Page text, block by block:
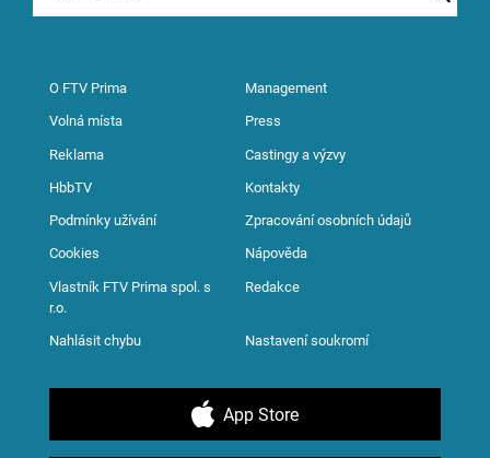
O FTV Prima Management
Volná místa Press
Reklama Castingy a výzvy
HbbTV Kontakty
Podmínky užívání Zpracování osobních údajů
Cookies Nápověda
Vlastník FTV Prima spol. s
r.o.
Redakce
Nahlásit chybu Nastavení soukromí
App Store